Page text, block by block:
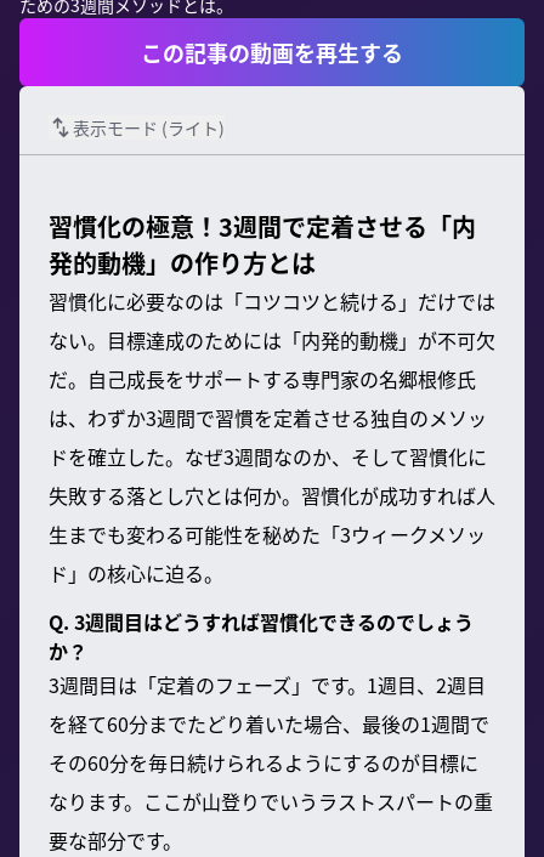
ための3週間メソッドとは。
この記事の動画を再生する
表示モード (ライト)
習慣化の極意！3週間で定着させる「内
発的動機」の作り方とは
習慣化に必要なのは「コツコツと続ける」だけでは
ない。目標達成のためには「内発的動機」が不可欠
だ。自己成長をサポートする専門家の名郷根修氏
は、わずか3週間で習慣を定着させる独自のメソッ
ドを確立した。なぜ3週間なのか、そして習慣化に
失敗する落とし穴とは何か。習慣化が成功すれば人
生までも変わる可能性を秘めた「3ウィークメソッ
ド」の核心に迫る。
Q. 3週間目はどうすれば習慣化できるのでしょう
か？
3週間目は「定着のフェーズ」です。1週目、2週目
を経て60分までたどり着いた場合、最後の1週間で
その60分を毎日続けられるようにするのが目標に
なります。ここが山登りでいうラストスパートの重
要な部分です。